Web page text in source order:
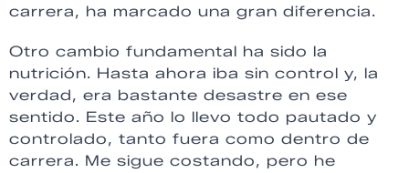
carrera, ha marcado una gran diferencia.
Otro cambio fundamental ha sido la
nutrición. Hasta ahora iba sin control y, la
verdad, era bastante desastre en ese
sentido. Este año lo llevo todo pautado y
controlado, tanto fuera como dentro de
carrera. Me sigue costando, pero he